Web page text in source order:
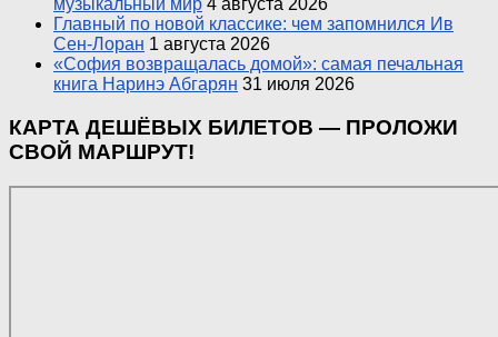
музыкальный мир 4 августа 2026
Главный по новой классике: чем запомнился Ив
Сен-Лоран 1 августа 2026
«София возвращалась домой»: самая печальная
книга Наринэ Абгарян 31 июля 2026
КАРТА ДЕШЁВЫХ БИЛЕТОВ — ПРОЛОЖИ
СВОЙ МАРШРУТ!